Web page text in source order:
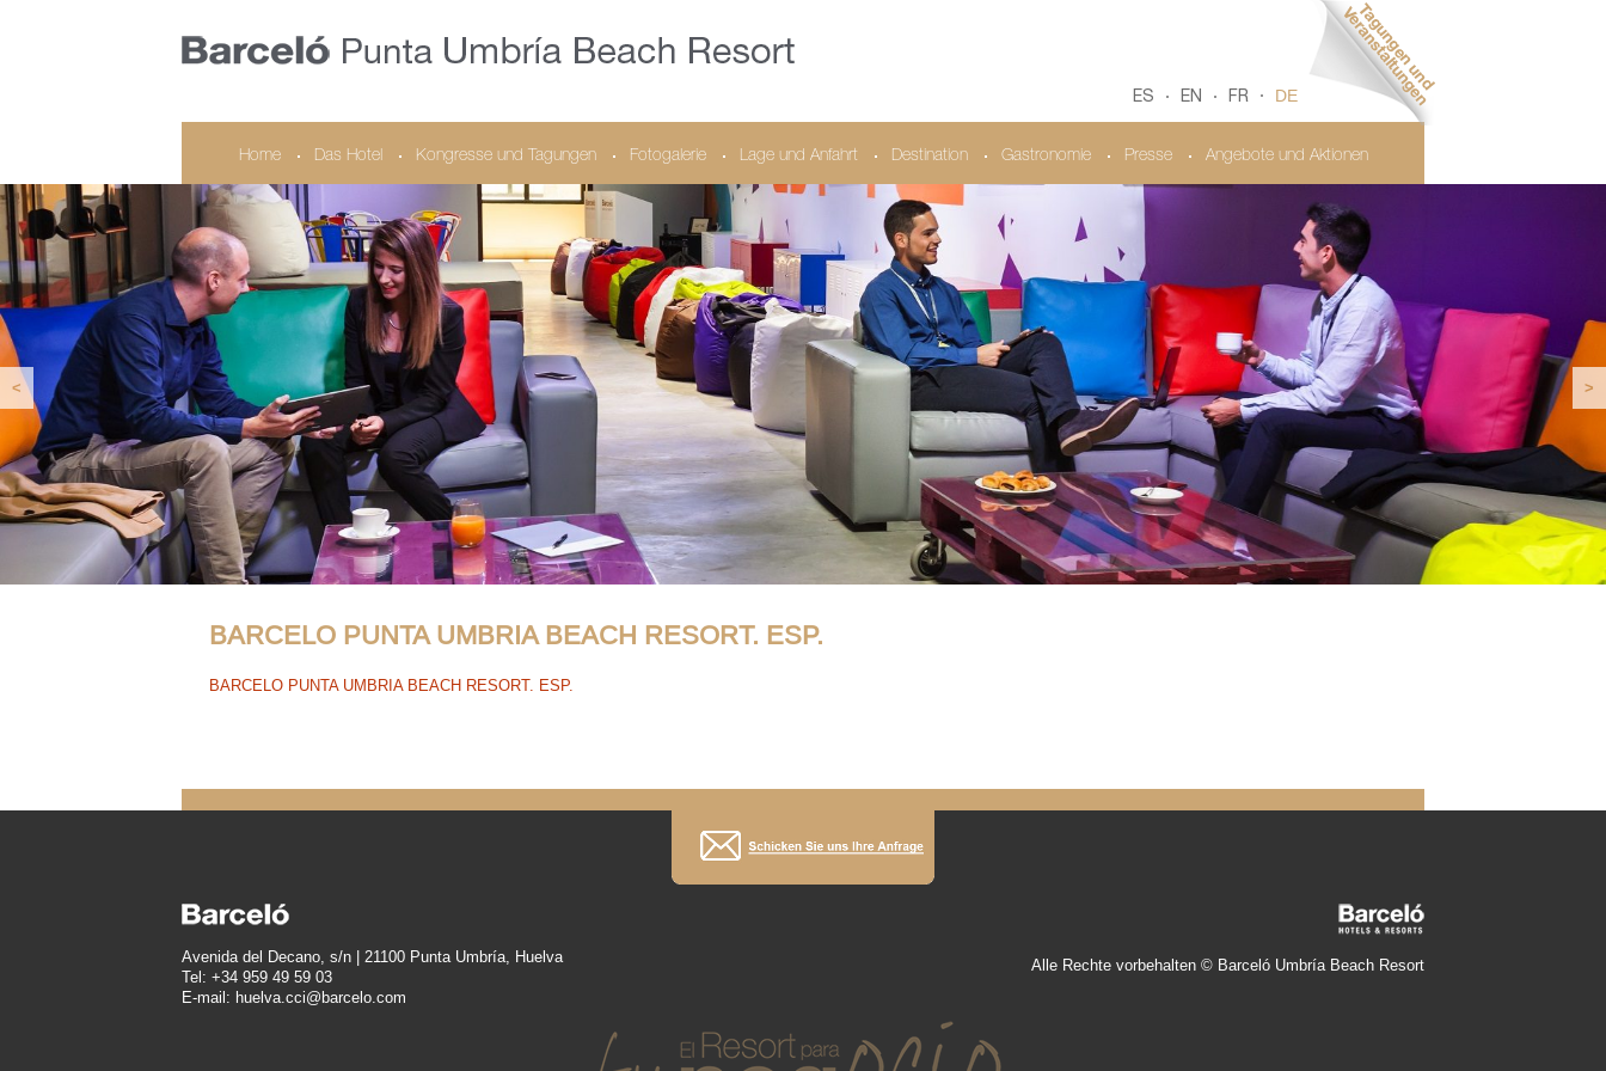
ES EN FR DE
Home Das Hotel Kongresse und Tagungen Fotogalerie Lage und Anfahrt Destination Gastronomie Presse Angebote und Aktionen
< >
BARCELO PUNTA UMBRIA BEACH RESORT. ESP.
BARCELO PUNTA UMBRIA BEACH RESORT. ESP.
Avenida del Decano, s/n | 21100 Punta Umbría, Huelva
Tel: +34 959 49 59 03
E-mail: huelva.cci@barcelo.com
Alle Rechte vorbehalten © Barceló Umbría Beach Resort